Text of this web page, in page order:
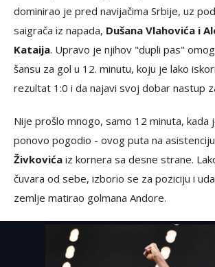
dominirao je pred navijačima Srbije, uz
saigrača iz napada, Dušana Vlahovića i
Kataija. Upravo je njihov "dupli pas"
šansu za gol u 12. minutu, koju je lako
rezultat 1:0 i da najavi svoj dobar nastup
Nije prošlo mnogo, samo 12 minuta, kada
ponovo pogodio - ovog puta na asistenciju
Živkovića iz kornera sa desne strane.
čuvara od sebe, izborio se za poziciju i
zemlje matirao golmana Andore.